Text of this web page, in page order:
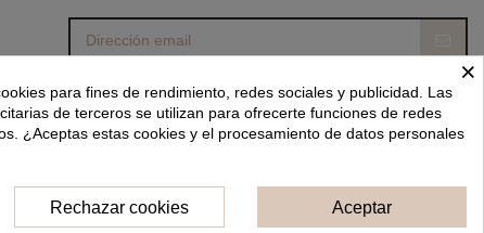
ello, consulte nuestra información de contacto en
He leído y acepto las condiciones generales y la política de privacidad.
×
para fines de rendimiento, redes sociales y publicidad. Las
de terceros se utilizan para ofrecerte funciones de redes
¿Aceptas estas cookies y el procesamiento de datos personales
Aceptar
Rechazar cookies